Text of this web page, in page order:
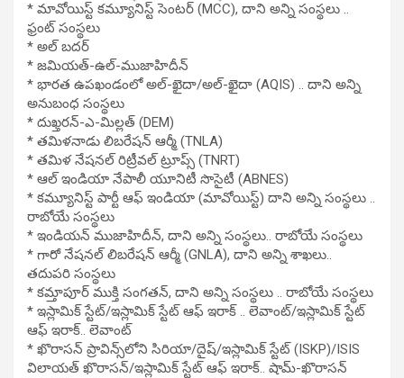
* మావోయిస్ట్ కమ్యూనిస్ట్ సెంటర్ (MCC), దాని అన్ని సంస్థలు ..
ఫ్రంట్ సంస్థలు
* అల్ బదర్
* జమియత్-ఉల్-ముజాహిదీన్
* భారత ఉపఖండంలో అల్-ఖైదా/అల్-ఖైదా (AQIS) .. దాని అన్ని
అనుబంధ సంస్థలు
* దుఖ్తరన్-ఎ-మిల్లత్ (DEM)
* తమిళనాడు లిబరేషన్ ఆర్మీ (TNLA)
* తమిళ నేషనల్ రిట్రీవల్ ట్రూప్స్ (TNRT)
* ఆల్ ఇండియా నేపాలీ యూనిటీ సొసైటీ (ABNES)
* కమ్యూనిస్ట్ పార్టీ ఆఫ్ ఇండియా (మావోయిస్ట్) దాని అన్ని సంస్థలు ..
రాబోయే సంస్థలు
* ఇండియన్ ముజాహిదీన్, దాని అన్ని సంస్థలు.. రాబోయే సంస్థలు
* గారో నేషనల్ లిబరేషన్ ఆర్మీ (GNLA), దాని అన్ని శాఖలు..
తదుపరి సంస్థలు
* కమ్తాపూర్ ముక్తి సంగతన్, దాని అన్ని సంస్థలు .. రాబోయే సంస్థలు
* ఇస్లామిక్ స్టేట్/ఇస్లామిక్ స్టేట్ ఆఫ్ ఇరాక్ .. లెవాంట్/ఇస్లామిక్ స్టేట్
ఆఫ్ ఇరాక్.. లెవాంట్
* ఖొరాసన్ ప్రావిన్స్‌లోని సిరియా/దైష్/ఇస్లామిక్ స్టేట్ (ISKP)/ISIS
విలాయత్ ఖొరాసన్/ఇస్లామిక్ స్టేట్ ఆఫ్ ఇరాక్.. షామ్-ఖొరాసన్